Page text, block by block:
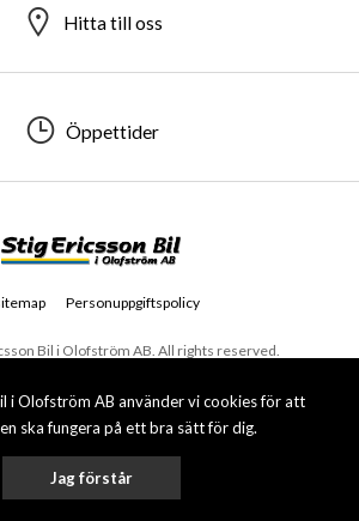
i Olofström AB använder vi cookies för att
ska fungera på ett bra sätt för dig.
Jag förstår
Hitta till oss
Öppettider
Bil i Olofström AB. All rights reserved.
Personuppgiftspolicy